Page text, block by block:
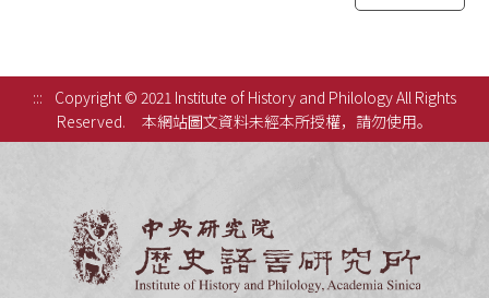
:::
Copyright © 2021 Institute of History and Philology All Rights
Reserved.
本網站圖文資料未經本所授權，請勿使用。